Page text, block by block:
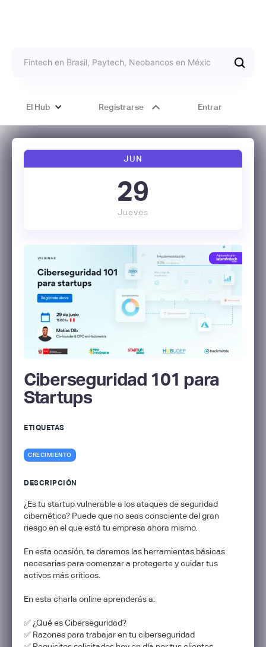
El Hub Registrarse Entrar
JUN
29
Jueves
Ciberseguridad 101 para
Startups
ETIQUETAS
CRECIMIENTO
DESCRIPCIÓN
¿Es tu startup vulnerable a los ataques de seguridad
cibernética? Puede que no seas consciente del gran
riesgo en el que está tu empresa ahora mismo.
En esta ocasión, te daremos las herramientas básicas
necesarias para comenzar a protegerte y cuidar tus
activos más críticos.
En esta charla online aprenderás a:
✅ ¿Qué es Ciberseguridad?
✅ Razones para trabajar en tu ciberseguridad